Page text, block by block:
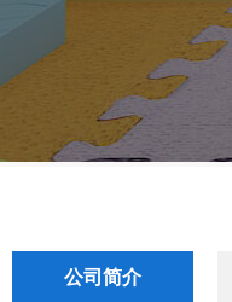
公司简介